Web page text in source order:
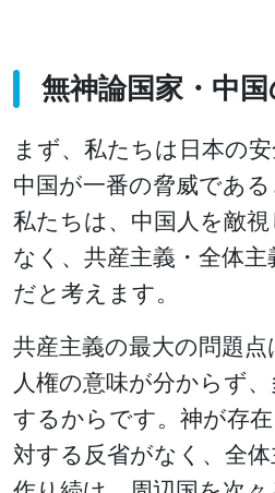
無神論国家・中
まず、私たちは日本の安
中国が一番の脅威である
私たちは、中国人を敵
なく、共産主義・全体
だと考えます。
共産主義の最大の問題点
人権の意味が分からず
するからです。神が存
対する反省がなく、全